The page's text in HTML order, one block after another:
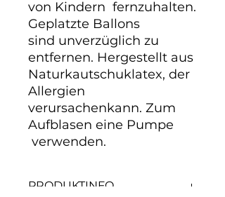
von Kindern  fernzuhalten.
Geplatzte Ballons
sind unverzüglich zu
entfernen. Hergestellt aus
Naturkautschuklatex, der
Allergien
verursachenkann. Zum
Aufblasen eine Pumpe
verwenden.
PRODUKTINFO